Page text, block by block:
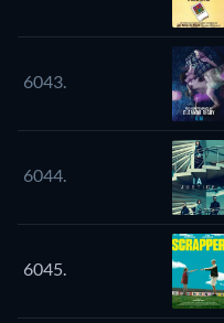
6043.
6044.
6045.